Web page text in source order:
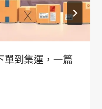
單到集運，一篇